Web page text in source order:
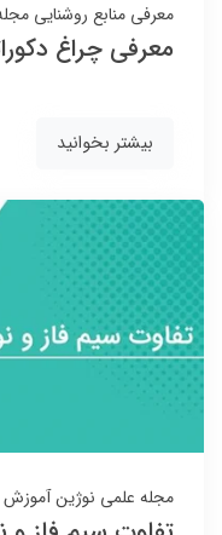
معرفی منابع روشنایی
معرفی چراغ
بیشتر بخوانید
مجله علمی نوژینآموزش